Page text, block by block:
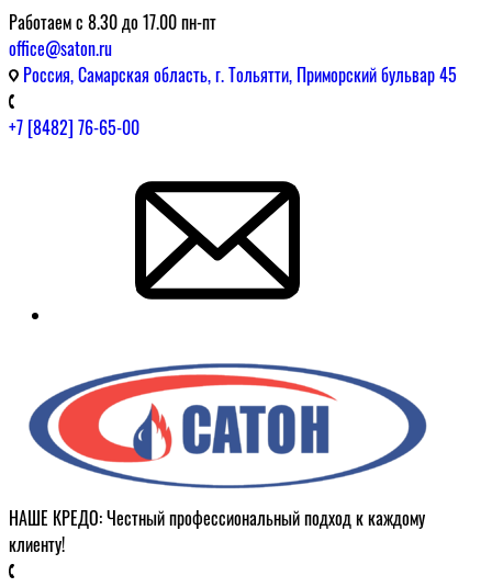
Работаем с 8.30 до 17.00 пн-пт
office@saton.ru
Россия, Самарская область, г. Тольятти, Приморский бульвар 45
+7 [8482] 76-65-00
НАШЕ КРЕДО: Честный профессиональный подход к каждому
клиенту!